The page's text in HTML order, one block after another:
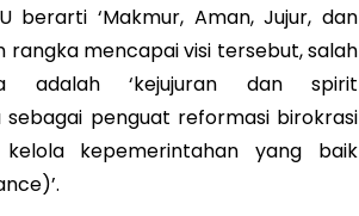
berarti ‘Makmur, Aman, Jujur, dan
rangka mencapai visi tersebut, salah
adalah ‘kejujuran dan spirit
sebagai penguat reformasi birokrasi
kepemerintahan yang baik